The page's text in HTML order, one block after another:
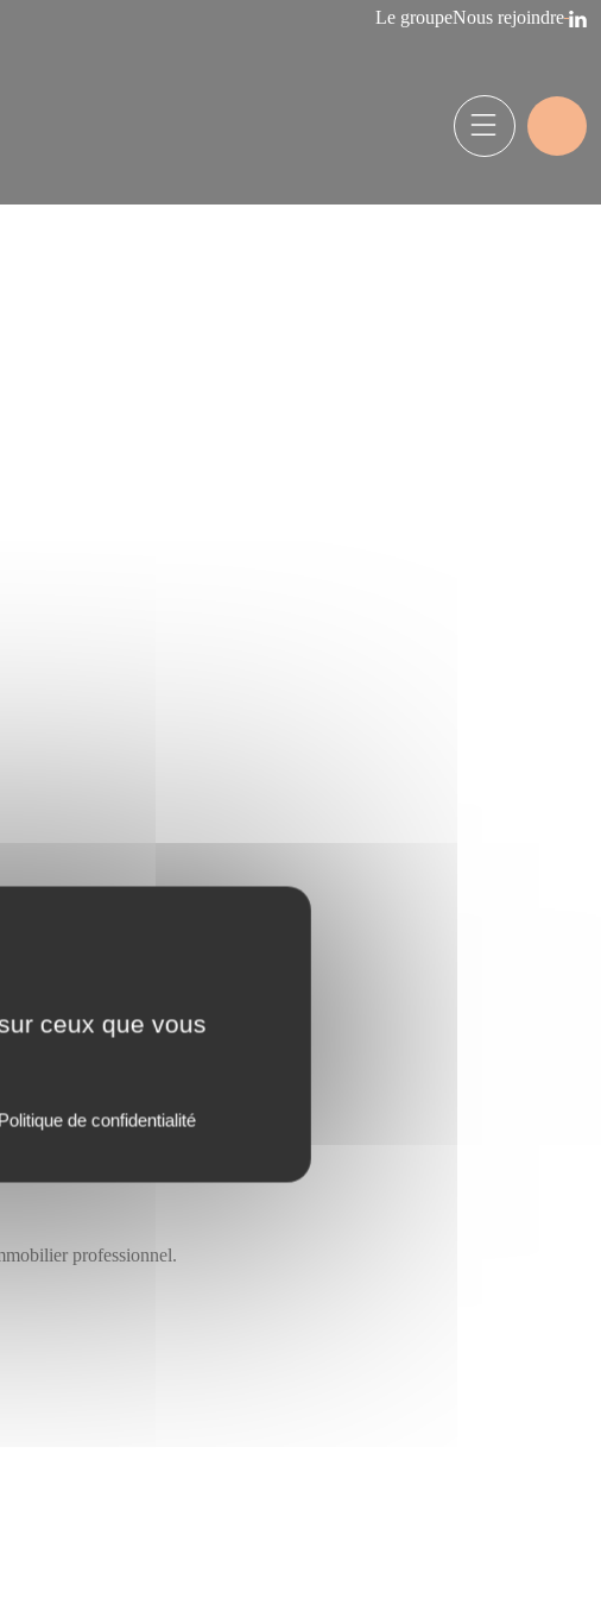
ceux que vous
Politique de confidentialité
Le groupeNous rejoindre
professionnel.